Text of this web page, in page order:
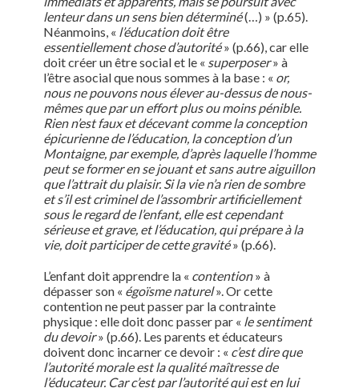
lenteur dans un sens bien déterminé(…) » (p.65).
Néanmoins, « l’éducation doit être
essentiellement chose d’autorité» (p.66), car elle
doit créer un être social et le « superposer» à
l’être asocial que nous sommes à la base : « or,
nous ne pouvons nous élever au-dessus de nous-
mêmes que par un effort plus ou moins pénible.
Rien n’est faux et décevant comme la conception
épicurienne de l’éducation, la conception d’un
Montaigne, par exemple, d’après laquelle l’homme
peut se former en se jouant et sans autre aiguillon
que l’attrait du plaisir. Si la vie n’a rien de sombre
et s’il est criminel de l’assombrir artificiellement
sous le regard de l’enfant, elle est cependant
sérieuse et grave, et l’éducation, qui prépare à la
vie, doit participer de cette gravité» (p.66).
L’enfant doit apprendre la « contention» à
dépasser son « égoïsme naturel». Or cette
contention ne peut passer par la contrainte
physique : elle doit donc passer par « le sentiment
du devoir» (p.66). Les parents et éducateurs
doivent donc incarner ce devoir : « c’est dire que
l’autorité morale est la qualité maîtresse de
l’éducateur. Car c’est par l’autorité qui est en lui